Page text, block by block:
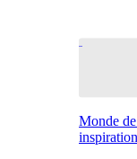
Monde
inspiration